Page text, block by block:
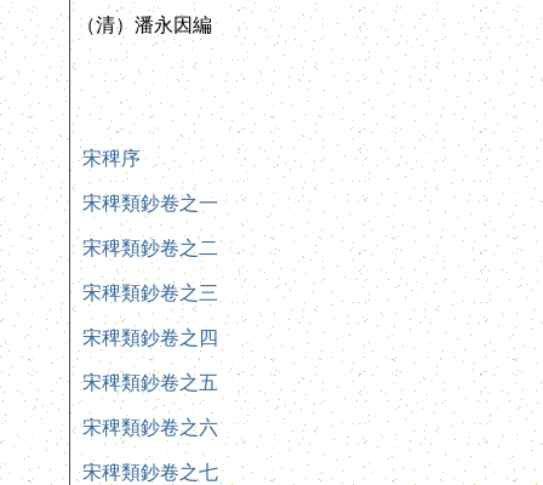
（清）潘永因編
宋稗序
宋稗類鈔卷之一
宋稗類鈔卷之二
宋稗類鈔卷之三
宋稗類鈔卷之四
宋稗類鈔卷之五
宋稗類鈔卷之六
宋稗類鈔卷之七